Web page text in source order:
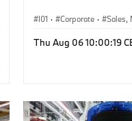
I01 · Corporate · Sales,
Thu Aug 06 10:00:19